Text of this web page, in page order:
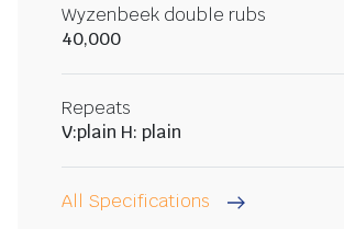
Wyzenbeek double rubs
40,000
Repeats
V:plain H: plain
All Specifications